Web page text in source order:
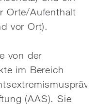
Orte/Aufenthalt
vor Ort).
von der
im Bereich
(AAS). Sie